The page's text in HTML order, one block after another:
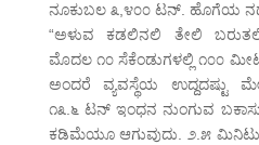
ನೂಕುಬಲ ೩,೪೦೦ ಟನ್. ಹೊಗೆಯ
“ಅಳುವ ಕಡಲಿನಲಿ ತೇಲಿ
ಮೊದಲ ೧೦ ಸೆಕೆಂಡುಗಳಲ್ಲಿ ೧೦೦
ಅಂದರೆ ವ್ಯವಸ್ಥೆಯ ಉದ್ದದಷ್ಟು
೧೩.೬ ಟನ್ ಇಂಧನ ನುಂಗುವ
ಕಡಿಮೆಯೂ ಆಗುವುದು. ೨.೫ ಮಿನಿಟು